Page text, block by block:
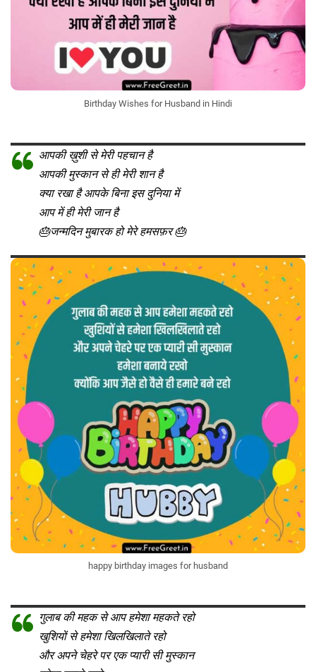
Birthday Wishes for Husband in Hindi
आपकी ख़ुशी से मेरी पहचान है
आपकी मुस्कान से ही मेरी शान है
क्या रखा है आपके बिना इस दुनिया में
आप में ही मेरी जान है
🎂जन्मदिन मुबारक हो मेरे हमसफ़र 🎂
happy birthday images for husband
गुलाब की महक से आप हमेशा महकते रहो
खुशियों से हमेशा खिलखिलाते रहो
और अपने चेहरे पर एक प्यारी सी मुस्कान